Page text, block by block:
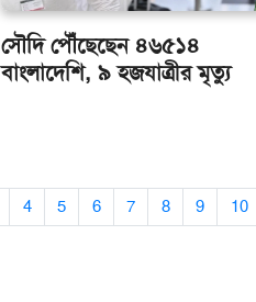
সৌদি পৌঁছেছেন ৪৬৫১৪
বাংলাদেশি, ৯ হজযাত্রীর মৃত্যু
4 5 6 7 8 9 10